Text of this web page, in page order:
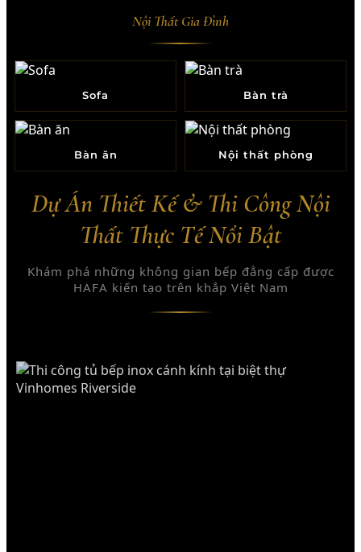
Nội Thất Gia Đình
Sofa Bàn trà
Bàn ăn Nội thất phòng
Dự Án Thiết Kế & Thi Công Nội
Thất Thực Tế Nổi Bật
Khám phá những không gian bếp đẳng cấp được
HAFA kiến tạo trên khắp Việt Nam